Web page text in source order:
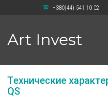
+380(44) 541 10 02
Art Invest
Технические
QS